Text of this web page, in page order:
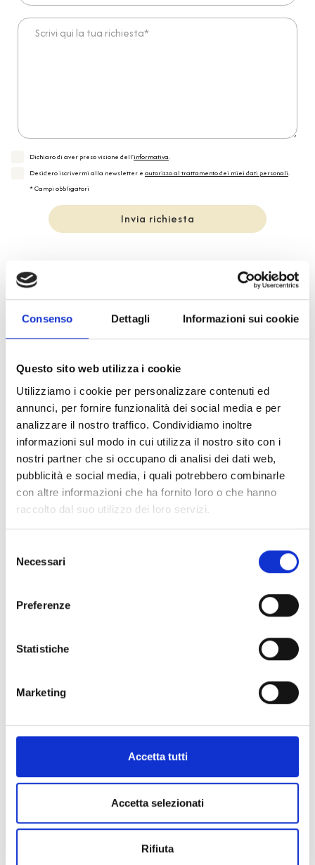
Consenso Dettagli Informazioni sui cookie
Questo sito web utilizza i cookie
Utilizziamo i cookie per personalizzare contenuti ed
annunci, per fornire funzionalità dei social media e per
analizzare il nostro traffico. Condividiamo inoltre
informazioni sul modo in cui utilizza il nostro sito con i
nostri partner che si occupano di analisi dei dati web,
pubblicità e social media, i quali potrebbero combinarle
con altre informazioni che ha fornito loro o che hanno
raccolto dal suo utilizzo dei loro servizi.
delNecessari
Preferenze
Statistiche
Marketing
Accetta tutti
Accetta selezionati
Rifiuta
Scrivi qui la tua richiesta*
Dichiaro di aver preso visione dell'informativa.
Desidero iscrivermi alla newsletter e autorizzo al trattamento dei miei dati personali.
* Campi obbligatori
Invia richiesta
Spedizione Gratuita
Specifiche Tecniche
Marchio
Tag Heuer
Collezione
Tag Heuer Carrera
Tipologia
Solo Tempo
Movimento
Automatico
Dimensioni cassa
Ø 41 MM
Impermeabilità
Vetro
Codice
PRODOTTI SIMILI
Lasciati ispirare da altri design unici